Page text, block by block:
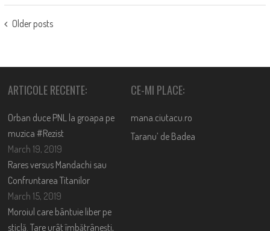
POSTS
Older posts
ARTICOLE RECENTE:
Orban duce PNL la groapa pe
muzica #Rezist
March 19, 2019
Rares versus Mandachi sau
Confruntarea Titanilor
March 15, 2019
Moroiul care bântuie liber pe
sticlă. Tare urât îmbătrânești,
CE-MI PLACE:
mana.ciutacu.ro
Taranu’ de Badea